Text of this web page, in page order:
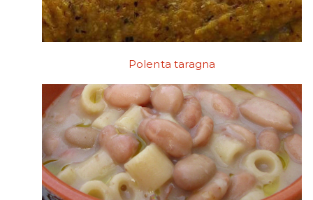
Polenta taragna